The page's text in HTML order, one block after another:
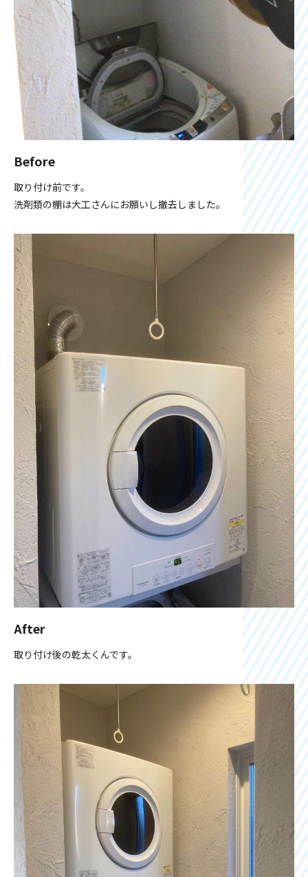
Before
取り付け前です。
洗剤類の棚は大工さんにお願いし撤去しました。
After
取り付け後の乾太くんです。